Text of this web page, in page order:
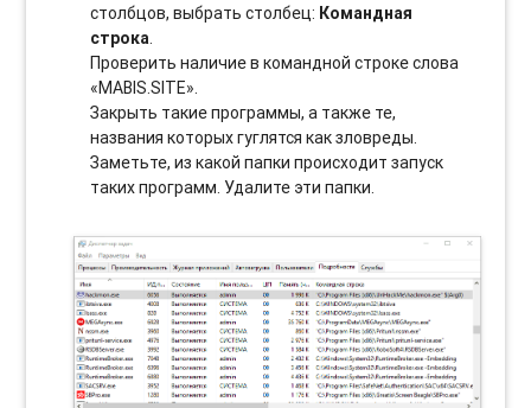
столбцов, выбрать столбец: Командная
строка.
Проверить наличие в командной строке слова
«MABIS.SITE».
Закрыть такие программы, а также те,
названия которых гуглятся как зловреды.
Заметьте, из какой папки происходит запуск
таких программ. Удалите эти папки.